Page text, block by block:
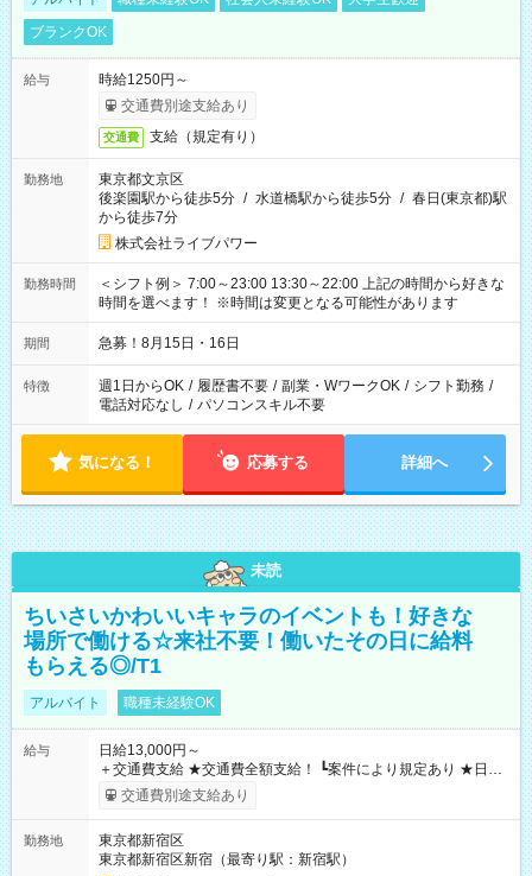
ブランクOK
給与
時給1250円～
交通費別途支給あり
交通費 支給（規定有り）
勤務地
東京都文京区
後楽園駅から徒歩5分 / 水道橋駅から徒歩5分 / 春日(東京都)駅
から徒歩7分
株式会社ライブパワー
勤務時間
＜シフト例＞ 7:00～23:00 13:30～22:00 上記の時間から好きな
時間を選べます！ ※時間は変更となる可能性があります
期間 急募！8月15日・16日
特徴 週1日からOK / 履歴書不要 / 副業・WワークOK / シフト勤務 /
電話対応なし / パソコンスキル不要
気になる！ 応募する 詳細へ
未読
ちいさいかわいいキャラのイベントも！好きな
場所で働ける☆来社不要！働いたその日に給料
もらえる◎/T1
アルバイト 職種未経験OK
給与
日給13,000円～
＋交通費支給 ★交通費全額支給！ ┗案件により規定あり ★日払
いOK！（規定あり） ┗働いたその日に現金GET♪ お仕事後はコ
ンビニATMから 日払い分を引き落とせます！ 【試用期間】試
交通費別途支給あり
勤務地
東京都新宿区
東京都新宿区新宿（最寄り駅：新宿駅）